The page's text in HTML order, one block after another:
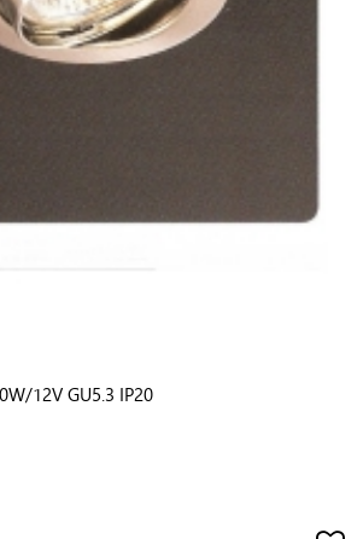
12V GU5.3 IP20